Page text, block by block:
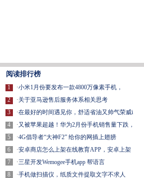
阅读排行榜
1
2
3
4
5
6
7
8
·小米1月份要发布一款4800万像素手机，
·关于亚马逊售后服务体系相关思考
·在最好的时间遇见你，舒适省油又帅气荣威i
·又被苹果超越！华为2月份手机销售量下跌，
·4G倡导者“大神F2” 给你的网插上翅膀
·安卓商店怎么上架在线教育APP，安卓上架
·三星开发Wemogee手机app 帮语言
·手机做扫描仪，纸质文件提取文字不求人